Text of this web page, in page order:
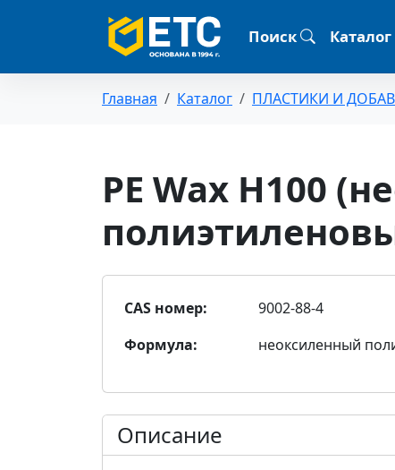
Поиск Каталог
Главная Каталог ПЛАСТИКИ И
PE Wax Н100
CAS номер:
9002-88-4
Формула:
неоксиленный
Описание